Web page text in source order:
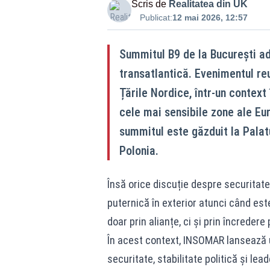
Scris de Realitatea din UK
Publicat:12 mai 2026, 12:57
Summitul B9 de la București
transatlantică. Evenimentul
Țările Nordice, într-un
cele mai sensibile zone ale
summitul este găzduit la
Polonia.
Însă orice discuție despre
puternică în exterior atunci când
doar prin alianțe, ci și prin
În acest context, INSOMAR
securitate, stabilitate politică și